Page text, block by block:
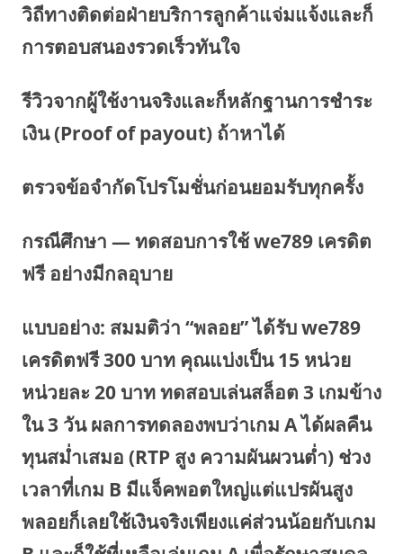
วิถีทางติดต่อฝ่ายบริการลูกค้าแจ่มแจ้งและก็
การตอบสนองรวดเร็วทันใจ
รีวิวจากผู้ใช้งานจริงและก็หลักฐานการชำระ
เงิน (Proof of payout) ถ้าหาได้
ตรวจข้อจำกัดโปรโมชั่นก่อนยอมรับทุกครั้ง
กรณีศึกษา — ทดสอบการใช้ we789 เครดิต
ฟรี อย่างมีกลอุบาย
แบบอย่าง: สมมติว่า “พลอย” ได้รับ we789
เครดิตฟรี 300 บาท คุณแบ่งเป็น 15 หน่วย
หน่วยละ 20 บาท ทดสอบเล่นสล็อต 3 เกมข้าง
ใน 3 วัน ผลการทดลองพบว่าเกม A ได้ผลคืน
ทุนสม่ำเสมอ (RTP สูง ความผันผวนต่ำ) ช่วง
เวลาที่เกม B มีแจ็คพอตใหญ่แต่แปรผันสูง
พลอยก็เลยใช้เงินจริงเพียงแค่ส่วนน้อยกับเกม